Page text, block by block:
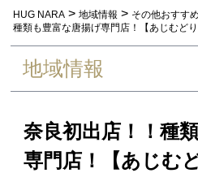
HUG NARA > 地域情報 > その他おすす
種類も豊富な唐揚げ専門店！【あじむど
地域情報
奈良初出店！！種
専門店！【あじむ